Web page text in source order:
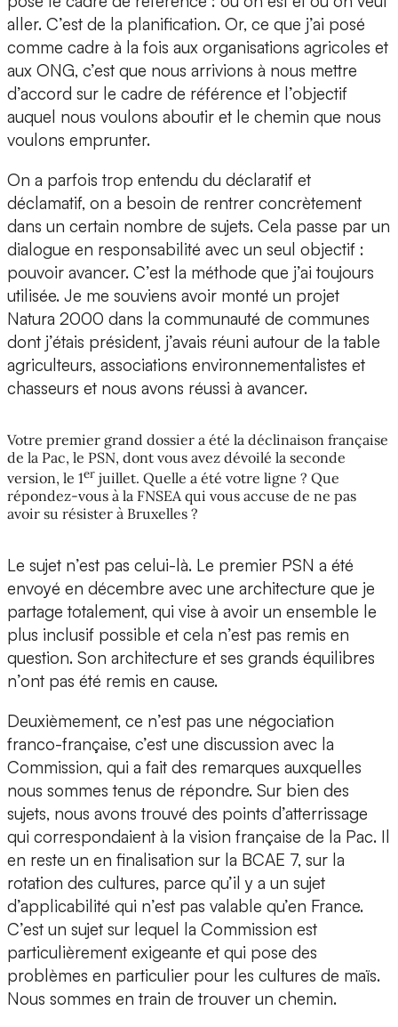
aller. C’est de la planification. Or, ce que j’ai posé
comme cadre à la fois aux organisations agricoles et
aux ONG, c’est que nous arrivions à nous mettre
d’accord sur le cadre de référence et l’objectif
auquel nous voulons aboutir et le chemin que nous
voulons emprunter.
On a parfois trop entendu du déclaratif et
déclamatif, on a besoin de rentrer concrètement
dans un certain nombre de sujets. Cela passe par un
dialogue en responsabilité avec un seul objectif :
pouvoir avancer. C’est la méthode que j’ai toujours
utilisée. Je me souviens avoir monté un projet
Natura 2000 dans la communauté de communes
dont j’étais président, j’avais réuni autour de la table
agriculteurs, associations environnementalistes et
chasseurs et nous avons réussi à avancer.
Votre premier grand dossier a été la déclinaison française
de la Pac, le PSN, dont vous avez dévoilé la seconde
version, le 1er juillet. Quelle a été votre ligne ? Que
répondez-vous à la FNSEA qui vous accuse de ne pas
avoir su résister à Bruxelles ?
Le sujet n’est pas celui-là. Le premier PSN a été
envoyé en décembre avec une architecture que je
partage totalement, qui vise à avoir un ensemble le
plus inclusif possible et cela n’est pas remis en
question. Son architecture et ses grands équilibres
n’ont pas été remis en cause.
Deuxièmement, ce n’est pas une négociation
franco-française, c’est une discussion avec la
Commission, qui a fait des remarques auxquelles
nous sommes tenus de répondre. Sur bien des
sujets, nous avons trouvé des points d’atterrissage
qui correspondaient à la vision française de la Pac. Il
en reste un en finalisation sur la BCAE 7, sur la
rotation des cultures, parce qu’il y a un sujet
d’applicabilité qui n’est pas valable qu’en France.
C’est un sujet sur lequel la Commission est
particulièrement exigeante et qui pose des
problèmes en particulier pour les cultures de maïs.
Nous sommes en train de trouver un chemin.